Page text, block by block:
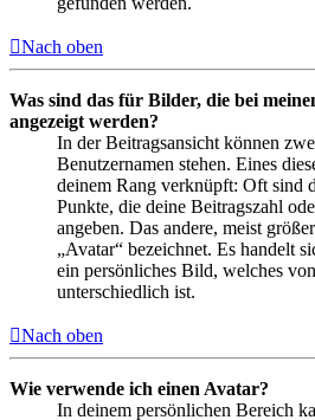
Nach oben
Was sind das für Bilder, die bei
angezeigt werden?
In der Beitragsansicht können
Benutzernamen stehen. Eines
deinem Rang verknüpft: Oft sind
Punkte, die deine Beitragszahl
angeben. Das andere, meist
„Avatar“ bezeichnet. Es handelt
ein persönliches Bild, welches
unterschiedlich ist.
Nach oben
Wie verwende ich einen Avatar?
In deinem persönlichen Bereich